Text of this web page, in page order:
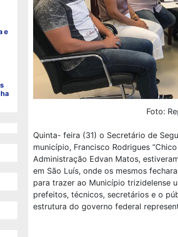
e
Foto:
Quinta- feira (31) o Secretário de
município, Francisco Rodrigues
Administração Edvan Matos,
em São Luís, onde os mesmos
para trazer ao Município trizidelense
prefeitos, técnicos, secretários e o
estrutura do governo federal